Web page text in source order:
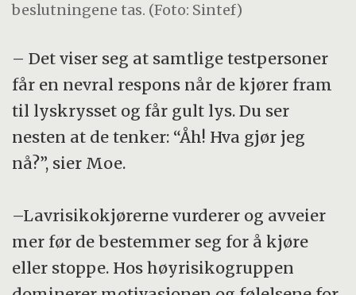
beslutningene tas. (Foto: Sintef)
– Det viser seg at samtlige testpersoner
får en nevral respons når de kjører fram
til lyskrysset og får gult lys. Du ser
nesten at de tenker: “Åh! Hva gjør jeg
nå?”, sier Moe.
–Lavrisikokjørerne vurderer og avveier
mer før de bestemmer seg for å kjøre
eller stoppe. Hos høyrisikogruppen